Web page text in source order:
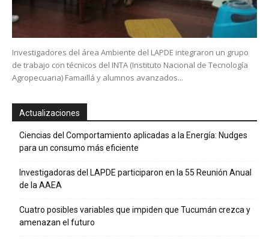
Investigadores del área Ambiente del LAPDE integraron un grupo
de trabajo con técnicos del INTA (Instituto Nacional de Tecnología
Agropecuaria) Famaillá y alumnos avanzados...
Actualizaciones
Ciencias del Comportamiento aplicadas a la Energía: Nudges
para un consumo más eficiente
Investigadoras del LAPDE participaron en la 55 Reunión Anual
de la AAEA
Cuatro posibles variables que impiden que Tucumán crezca y
amenazan el futuro